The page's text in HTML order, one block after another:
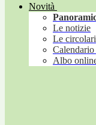
Novità
Le notizie
Le circolari
Calendario
Albo